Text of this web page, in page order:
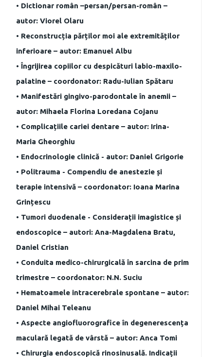
• Dictionar român –persan/persan-român –
autor: Viorel Olaru
• Reconstrucția părților moi ale extremităților
inferioare – autor: Emanuel Albu
• Îngrijirea copiilor cu despicături labio-maxilo-
palatine – coordonator: Radu-Iulian Spătaru
• Manifestări gingivo-parodontale în anemii –
autor: Mihaela Florina Loredana Cojanu
• Complicațiile cariei dentare – autor: Irina-
Maria Gheorghiu
• Endocrinologie clinică - autor: Daniel Grigorie
• Politrauma - Compendiu de anestezie și
terapie intensivă – coordonator: Ioana Marina
Grințescu
• Tumori duodenale - Considerații imagistice și
endoscopice – autori: Ana-Magdalena Bratu,
Daniel Cristian
• Conduita medico-chirurgicală în sarcina de prim
trimestre – coordonator: N.N. Suciu
• Hematoamele intracerebrale spontane – autor:
Daniel Mihai Teleanu
• Aspecte angiofluorografice în degenerescența
maculară legată de vârstă – autor: Anca Tomi
• Chirurgia endoscopică rinosinusală. Indicații